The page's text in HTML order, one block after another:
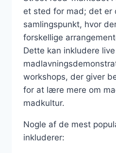
et sted for mad; det er
samlingspunkt, hvor
forskellige
Dette kan inkludere
workshops, der giver
for at lære mere om
madkultur.
Nogle af de mest
inkluderer: